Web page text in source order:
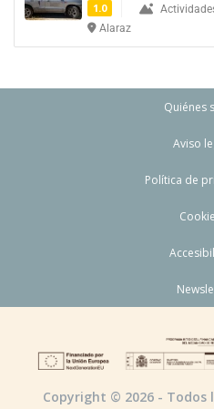
1.0
Alaraz
Quiénes
Aviso
Política de
Copyright © 2026 - Todos